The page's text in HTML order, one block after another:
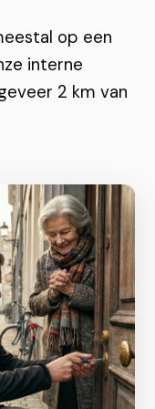
op een
interne
2 km van